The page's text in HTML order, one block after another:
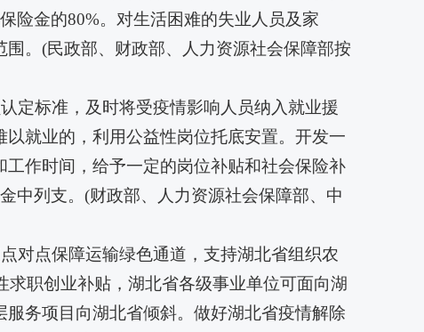
险金的80%。对生活困难的失业人员及家
。(民政部、财政部、人力资源社会保障部按
定标准，及时将受疫情影响人员纳入就业援
就业的，利用公益性岗位托底安置。开发一
作时间，给予一定的岗位补贴和社会保险补
中列支。(财政部、人力资源社会保障部、中
对点保障运输绿色通道，支持湖北省组织农
职创业补贴，湖北省各级事业单位可面向湖
务项目向湖北省倾斜。做好湖北省疫情解除